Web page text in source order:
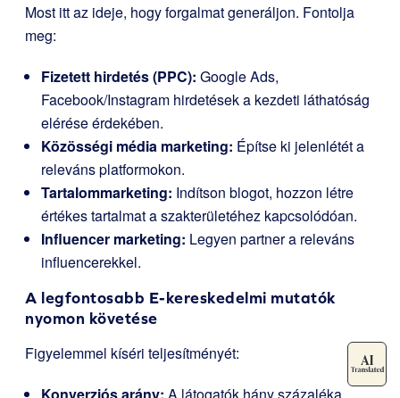
Most itt az ideje, hogy forgalmat generáljon. Fontolja
meg:
Fizetett hirdetés (PPC): Google Ads,
Facebook/Instagram hirdetések a kezdeti láthatóság
elérése érdekében.
Közösségi média marketing: Építse ki jelenlétét a
releváns platformokon.
Tartalommarketing: Indítson blogot, hozzon létre
értékes tartalmat a szakterületéhez kapcsolódóan.
Influencer marketing: Legyen partner a releváns
influencerekkel.
A legfontosabb E-kereskedelmi mutatók
nyomon követése
Figyelemmel kíséri teljesítményét:
Konverziós arány: A látogatók hány százaléka